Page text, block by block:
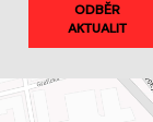
ODBĚR
AKTUALIT